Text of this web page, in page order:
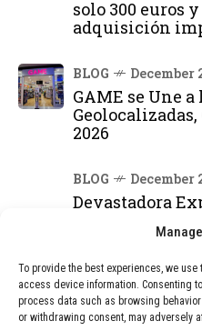
To provide the best experiences, we
access device information. Consenting
process data such as browsing
or withdrawing consent, may adversely
solo 300 euros
adquisición
BLOG December
GAME se Une
2026
BLOG December
Devastadora
Menos Dos
DEAL OF THE MONTH